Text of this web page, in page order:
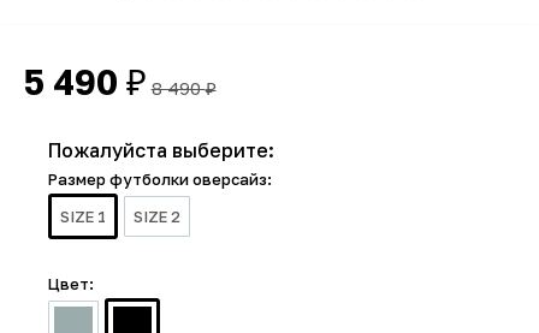
5 490 ₽ 8 490₽
Пожалуйста выберите:
Размер футболки оверсайз:
SIZE 1
SIZE 2
Цвет: